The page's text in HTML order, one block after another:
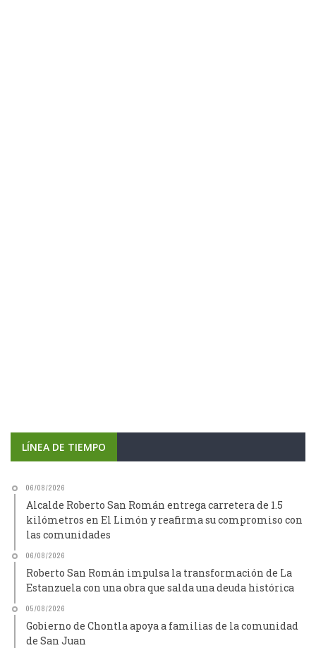
LÍNEA DE TIEMPO
06/08/2026
Alcalde Roberto San Román entrega carretera de 1.5
kilómetros en El Limón y reafirma su compromiso con
las comunidades
06/08/2026
Roberto San Román impulsa la transformación de La
Estanzuela con una obra que salda una deuda histórica
05/08/2026
Gobierno de Chontla apoya a familias de la comunidad
de San Juan